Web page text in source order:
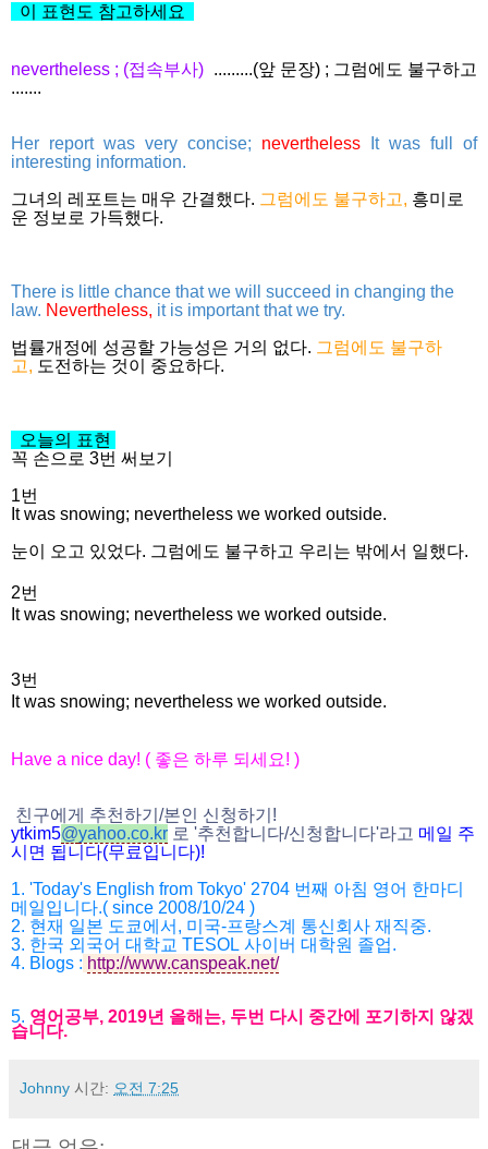
이 표현도 참고하세요
nevertheless ; (접속부사) .........(앞 문장) ; 그럼에도 불구하고
.......
Her report was very concise; nevertheless It was full of
interesting information.
그녀의 레포트는 매우 간결했다. 그럼에도 불구하고, 흥미로
운 정보로 가득했다.
There is little chance that we will succeed in changing the
law. Nevertheless, it is important that we try.
법률개정에 성공할 가능성은 거의 없다. 그럼에도 불구하
고, 도전하는 것이 중요하다.
오늘의 표현
꼭 손으로 3번 써보기
1번
It was snowing; nevertheless we worked outside.
눈이 오고 있었다. 그럼에도 불구하고 우리는 밖에서 일했다.
2번
It was snowing; nevertheless we worked outside.
3번
It was snowing; nevertheless we worked outside.
Have a nice day! ( 좋은 하루 되세요! )
친구에게 추천하기 /본인 신청하기 !
ytkim5@yahoo.co.kr 로 '추천합니다/신청합니다'라고 메일 주
시면 됩니다(무료입니다)!
1. 'Today's English from Tokyo' 2704 번째 아침 영어 한마디
메일입니다.( since 2008/10/24 )
2. 현재 일본 도쿄에서 , 미국-프랑스계 통신회사 재직중.
3. 한국 외국어 대학교 TESOL 사이버 대학원 졸업.
4. Blogs : http://www.canspeak.net/
5. 영어공부, 2019년 올해는, 두번 다시 중간에 포기하지 않겠
습니다.
Johnny 시간: 오전 7:25